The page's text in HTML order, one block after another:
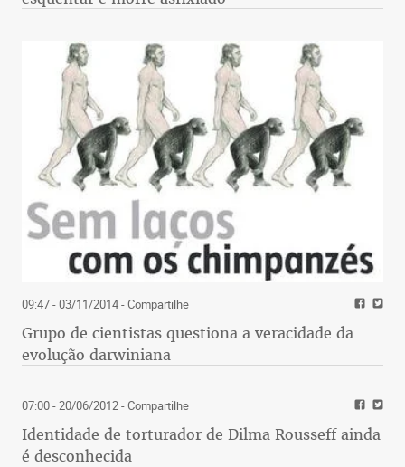
09:47 - 03/11/2014- Compartilhe
Grupo de cientistas questiona a veracidade da
evolução darwiniana
07:00 - 20/06/2012- Compartilhe
Identidade de torturador de Dilma Rousseff ainda
é desconhecida